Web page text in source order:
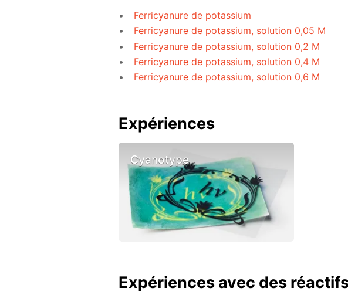
Ferricyanure de potassium
Ferricyanure de potassium, solution 0,05 M
Ferricyanure de potassium, solution 0,2 M
Ferricyanure de potassium, solution 0,4 M
Ferricyanure de potassium, solution 0,6 M
Expériences
Cyanotype
Expériences avec des